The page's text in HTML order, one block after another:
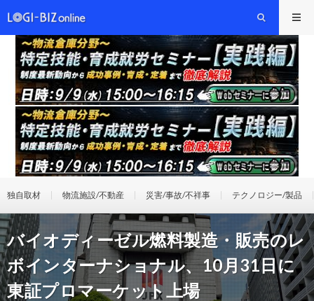
独自取材 物流施設/不動産 災害/事故/不祥事 テクノロジー/製品
バイオディーゼル燃料製造・販売のレ
ボインターナショナル、10月31日に
東証プロマーケット上場